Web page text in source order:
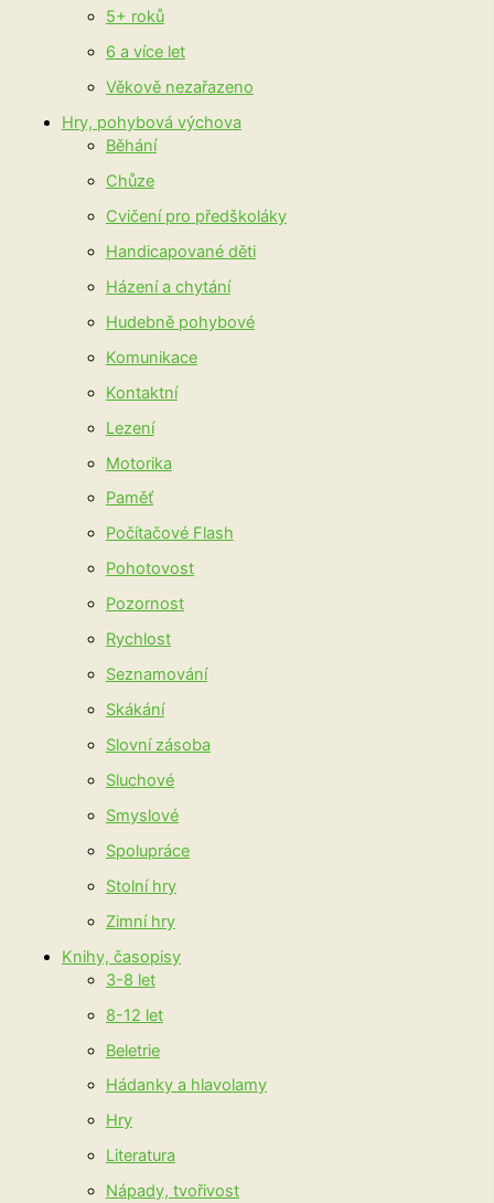
5+ roků
6 a více let
Věkově nezařazeno
Hry, pohybová výchova
Běhání
Chůze
Cvičení pro předškoláky
Handicapované děti
Házení a chytání
Hudebně pohybové
Komunikace
Kontaktní
Lezení
Motorika
Paměť
Počítačové Flash
Pohotovost
Pozornost
Rychlost
Seznamování
Skákání
Slovní zásoba
Sluchové
Smyslové
Spolupráce
Stolní hry
Zimní hry
Knihy, časopisy
3-8 let
8-12 let
Beletrie
Hádanky a hlavolamy
Hry
Literatura
Nápady, tvořivost